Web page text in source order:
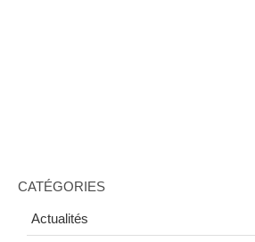
CATÉGORIES
Actualités